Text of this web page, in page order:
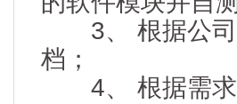
3、 根据公司
档；
4、 根据需求